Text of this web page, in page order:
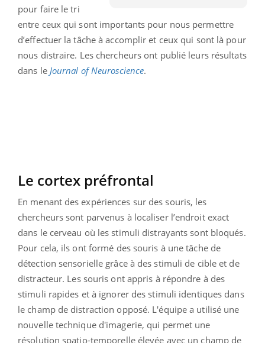
pour faire le tri
entre ceux qui sont importants pour nous permettre
d’effectuer la tâche à accomplir et ceux qui sont là pour
nous distraire. Les chercheurs ont publié leurs résultats
dans le Journal of Neuroscience.
Le cortex préfrontal
En menant des expériences sur des souris, les
chercheurs sont parvenus à localiser l’endroit exact
dans le cerveau où les stimuli distrayants sont bloqués.
Pour cela, ils ont formé des souris à une tâche de
détection sensorielle grâce à des stimuli de cible et de
distracteur. Les souris ont appris à répondre à des
stimuli rapides et à ignorer des stimuli identiques dans
le champ de distraction opposé. L'équipe a utilisé une
nouvelle technique d'imagerie, qui permet une
résolution spatio-temporelle élevée avec un champ de